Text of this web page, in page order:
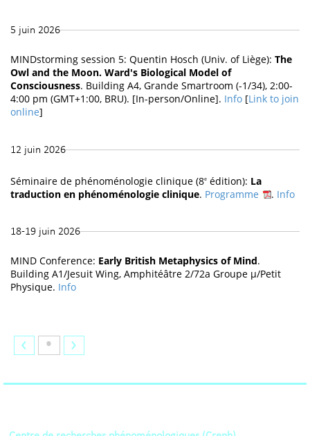
5 juin 2026
MINDstorming session 5: Quentin Hosch (Univ. of Liège): The
Owl and the Moon. Ward's Biological Model of
Consciousness. Building A4, Grande Smartroom (-1/34), 2:00-
4:00 pm (GMT+1:00, BRU). [In-person/Online]. Info [Link to join
online]
12 juin 2026
Séminaire de phénoménologie clinique (8e édition): La
traduction en phénoménologie clinique. Programme . Info
18-19 juin 2026
MIND Conference: Early British Metaphysics of Mind.
Building A1/Jesuit Wing, Amphitéâtre 2/72a Groupe μ/Petit
Physique. Info
‹ • ›